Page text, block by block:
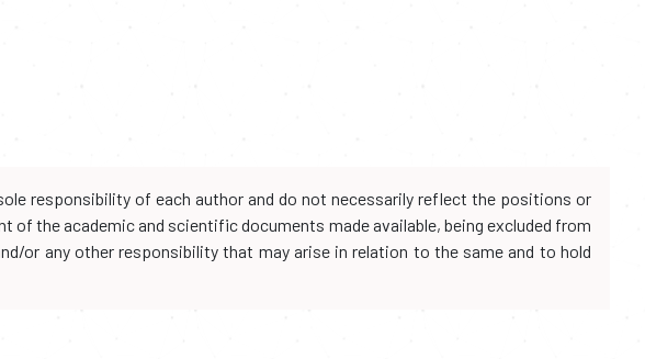
responsibility of each author and do not necessarily reflect the positions or
the academic and scientific documents made available, being excluded from
or any other responsibility that may arise in relation to the same and to hold